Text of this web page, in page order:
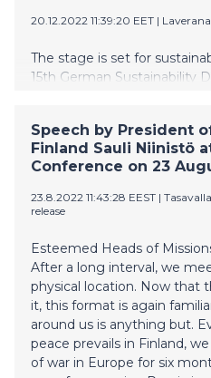
20.12.2022 11:39:20 EET |
The stage is set for
15th German Sustainability
transformation field of
winner in front of approx.
ceremony.
Speech by President
Finland Sauli Niinistö
Conference on 23
23.8.2022 11:43:28 EEST |
release
Esteemed Heads of
After a long interval, we
physical location. Now that
it, this format is again
around us is anything but.
peace prevails in Finland,
of war in Europe for six